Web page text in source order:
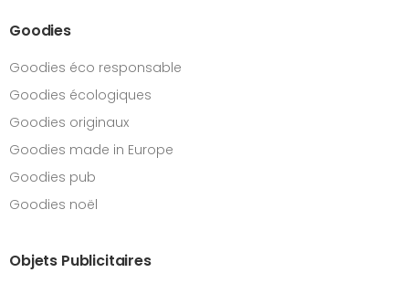
Goodies
Goodies éco responsable
Goodies écologiques
Goodies originaux
Goodies made in Europe
Goodies pub
Goodies noël
Objets Publicitaires